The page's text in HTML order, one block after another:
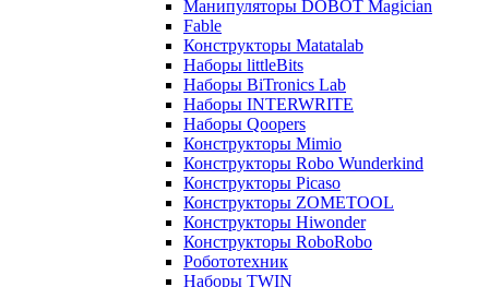
Манипуляторы DOBOT Magician
Fable
Конструкторы Matatalab
Наборы littleBits
Наборы BiTronics Lab
Наборы INTERWRITE
Наборы Qoopers
Конструкторы Mimio
Конструкторы Robo Wunderkind
Конструкторы Picaso
Конструкторы ZOMETOOL
Конструкторы Hiwonder
Конструкторы RoboRobo
Робототехник
Наборы TWIN